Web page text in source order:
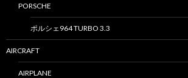
PORSCHE
ポルシェ964 TURBO 3.3
AIRCRAFT
AIRPLANE